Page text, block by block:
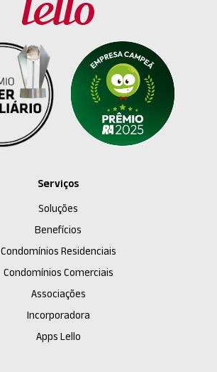
Serviços
Soluções
Benefícios
Condomínios Residenciais
Condomínios Comerciais
Associações
Incorporadora
Apps Lello